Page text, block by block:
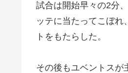
試合は開始早々の2分
ッテに当たってこぼ
トをもたらした。
その後もユベントスが